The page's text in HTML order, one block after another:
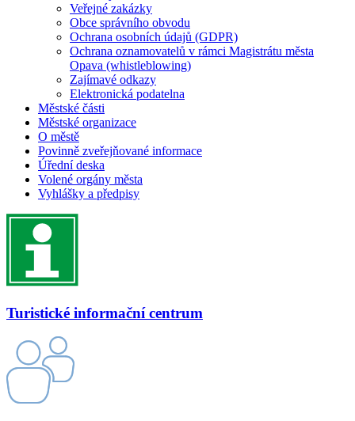
Veřejné zakázky
Obce správního obvodu
Ochrana osobních údajů (GDPR)
Ochrana oznamovatelů v rámci Magistrátu města
Opava (whistleblowing)
Zajímavé odkazy
Elektronická podatelna
Městské části
Městské organizace
O městě
Povinně zveřejňované informace
Úřední deska
Volené orgány města
Vyhlášky a předpisy
Turistické informační centrum